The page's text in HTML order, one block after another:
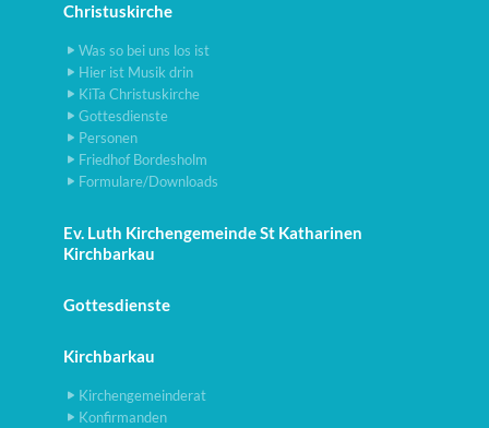
Christuskirche
Was so bei uns los ist
Hier ist Musik drin
KiTa Christuskirche
Gottesdienste
Personen
Friedhof Bordesholm
Formulare/Downloads
Ev. Luth Kirchengemeinde St Katharinen
Kirchbarkau
Gottesdienste
Kirchbarkau
Kirchengemeinderat
Konfirmanden